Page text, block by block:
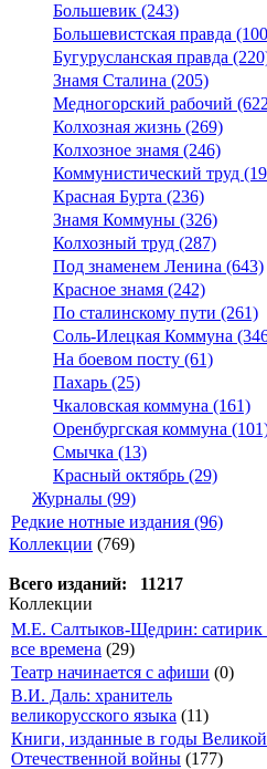
Большевик (243)
Большевистская правда
Бугурусланская правда
Знамя Сталина (205)
Медногорский рабочий
Колхозная жизнь (269)
Колхозное знамя (246)
Коммунистический труд
Красная Бурта (236)
Знамя Коммуны (326)
Колхозный труд (287)
Под знаменем Ленина (643)
Красное знамя (242)
По сталинскому пути (261)
Соль-Илецкая Коммуна
На боевом посту (61)
Пахарь (25)
Чкаловская коммуна (161)
Оренбургская коммуна
Смычка (13)
Красный октябрь (29)
Журналы (99)
Редкие нотные издания (96)
Коллекции (769)
Всего изданий: 11217
Коллекции
М.Е. Салтыков-Щедрин: сатирик
все времена (29)
Театр начинается с афиши (0)
В.И. Даль: хранитель
великорусского языка (11)
Книги, изданные в годы Великой
Отечественной войны (177)